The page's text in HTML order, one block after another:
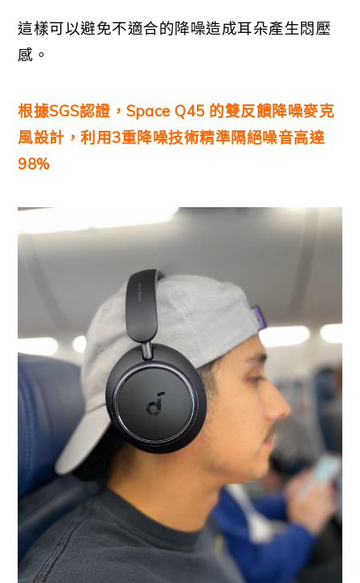
這樣可以避免不適合的降噪造成耳朵產生悶壓
感。
根據SGS認證，Space Q45 的雙反饋降噪麥克
風設計，利用3重降噪技術精準隔絕噪音高達
98%